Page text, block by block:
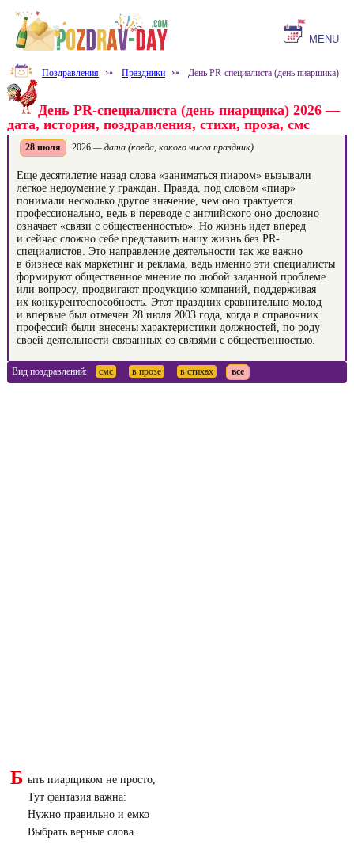
MENU
Поздравления ⤐ Праздники ⤐ День PR-специалиста (день пиарщика)
День PR-специалиста (день пиарщика) 2026 —
дата, история, поздравления, стихи, проза, смс
28 июля 2026 — дата (когда, какого числа праздник)
Еще десятилетие назад слова «заниматься пиаром» вызывали
легкое недоумение у граждан. Правда, под словом «пиар»
понимали несколько другое значение, чем оно трактуется
профессионально, ведь в переводе с английского оно дословно
означает «связи с общественностью». Но жизнь идет вперед
и сейчас сложно себе представить нашу жизнь без PR-
специалистов. Это направление деятельности так же важно
в бизнесе как маркетинг и реклама, ведь именно эти специалисты
формируют общественное мнение по любой заданной проблеме
или вопросу, продвигают продукцию компаний, поддерживая
их конкурентоспособность. Этот праздник сравнительно молод
и впервые был отмечен 28 июля 2003 года, когда в справочник
профессий были внесены характеристики должностей, по роду
своей деятельности связанных со связями с общественностью.
Вид поздравлений: смс в прозе в стихах все
Б ыть пиарщиком не просто,
Тут фантазия важна:
Нужно правильно и емко
Выбрать верные слова.